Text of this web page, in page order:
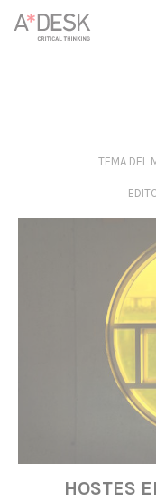
seguim necessitant-te
participar del projecte i
TEMA DEL
HOSTES